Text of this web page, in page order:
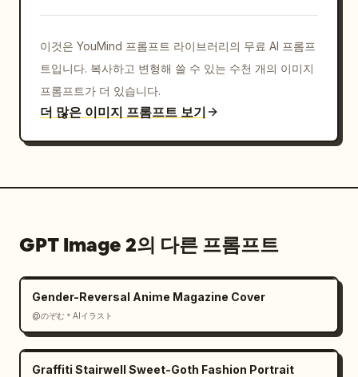
이것은 YouMind 프롬프트 라이브러리의 무료 AI 프롬프
트입니다. 복사하고 변형해 쓸 수 있는 수천 개의 이미지
프롬프트가 더 있습니다.
더 많은 이미지 프롬프트 보기
GPT Image 2의 다른 프롬프트
Gender-Reversal Anime Magazine Cover
@のぞむ＊AIイラスト
Graffiti Stairwell Sweet-Goth Fashion Portrait